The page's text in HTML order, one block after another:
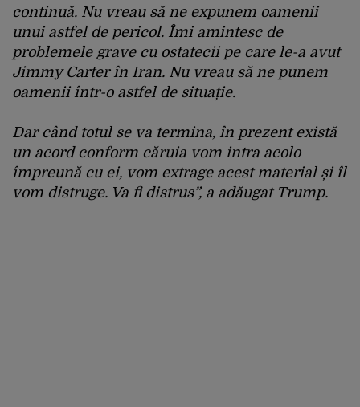
continuă. Nu vreau să ne expunem oamenii
unui astfel de pericol. Îmi amintesc de
problemele grave cu ostatecii pe care le-a avut
Jimmy Carter în Iran. Nu vreau să ne punem
oamenii într-o astfel de situație.
Dar când totul se va termina, în prezent există
un acord conform căruia vom intra acolo
împreună cu ei, vom extrage acest material și îl
vom distruge. Va fi distrus”, a adăugat Trump.